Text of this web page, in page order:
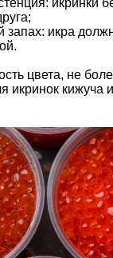
икринки
запах: икра
цвета, не
икринок кижуча